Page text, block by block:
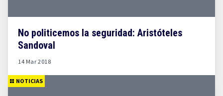
No politicemos la seguridad: Aristóteles
Sandoval
14 Mar 2018
NOTICIAS